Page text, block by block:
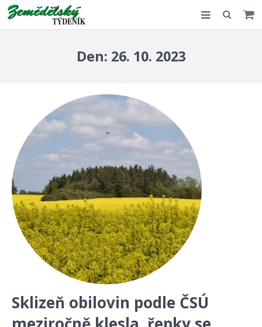
Kontakt
Den: 26. 10. 2023
Sklizeň obilovin podle ČSÚ